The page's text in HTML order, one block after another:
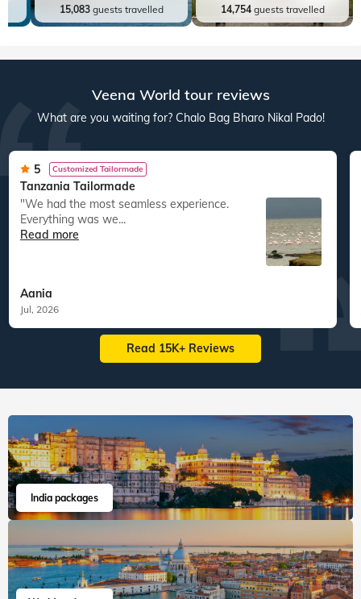
15,083guests travelled
14,754guests travelled
Veena World tour reviews
What are you waiting for? Chalo Bag Bharo Nikal Pado!
5 Customized Tailormade
Tanzania Tailormade
"We had the most seamless experience.
Everything was we...
Read more
Aania
Jul, 2026
Read 15K+ Reviews
India packages